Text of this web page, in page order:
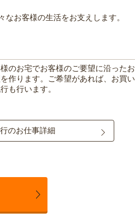
お客様の生活をお支えします。
のお宅でお客様のご要望に沿ったお
作ります。ご希望があれば、お買い
も行います。
のお仕事詳細